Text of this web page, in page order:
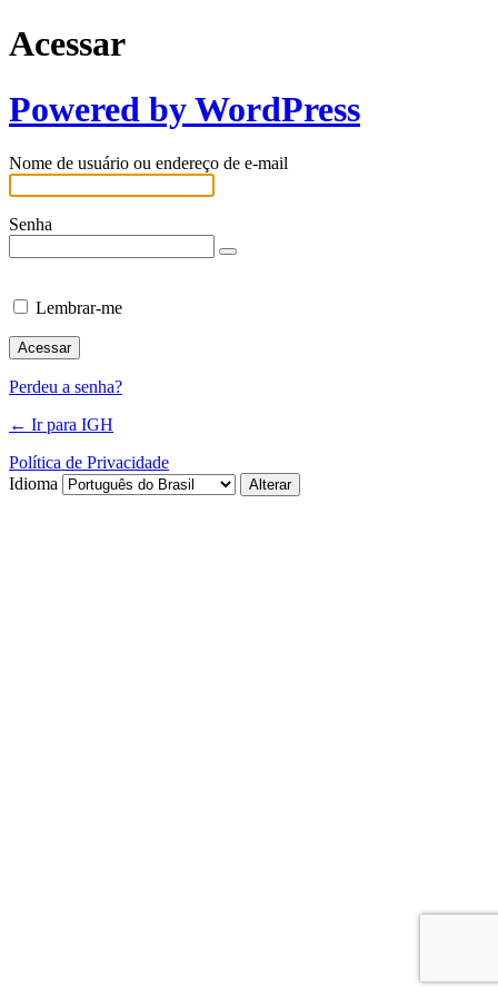
Acessar
Powered by WordPress
Nome de usuário ou endereço de e-mail
Senha
Lembrar-me
Perdeu a senha?
← Ir para IGH
Política de Privacidade
Idioma